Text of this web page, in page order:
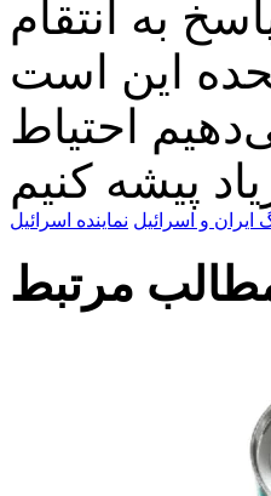
به انتقام
این است
احتیاط
ایران و اسرائیل نماینده اسرائیل
مرتبط